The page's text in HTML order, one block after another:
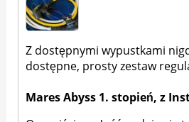
Z dostępnymi wypustkami
dostępne, prosty zestaw
Mares Abyss 1. stopień, z